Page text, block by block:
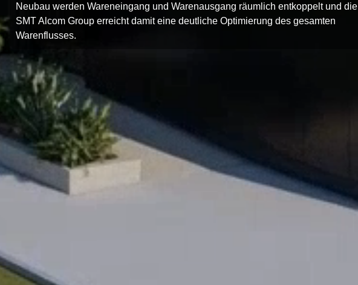
Neubau werden Wareneingang und Warenausgang räumlich entkoppelt und die
SMT Alcom Group erreicht damit eine deutliche Optimierung des gesamten
Warenflusses.